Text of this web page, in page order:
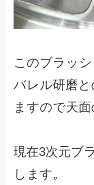
このブラッ
バレル研磨
ますので天
現在3次元ブ
します。